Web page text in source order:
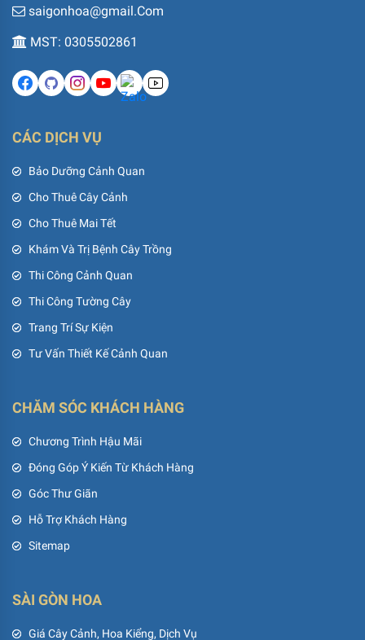
saigonhoa@gmail.Com
MST: 0305502861
CÁC DỊCH VỤ
Bảo Dưỡng Cảnh Quan
Cho Thuê Cây Cảnh
Cho Thuê Mai Tết
Khám Và Trị Bệnh Cây Trồng
Thi Công Cảnh Quan
Thi Công Tường Cây
Trang Trí Sự Kiện
Tư Vấn Thiết Kế Cảnh Quan
CHĂM SÓC KHÁCH HÀNG
Chương Trình Hậu Mãi
Đóng Góp Ý Kiến Từ Khách Hàng
Góc Thư Giãn
Hỗ Trợ Khách Hàng
Sitemap
SÀI GÒN HOA
Giá Cây Cảnh, Hoa Kiểng, Dịch Vụ